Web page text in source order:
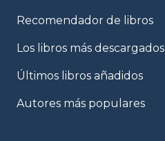
Recomendador de libros
Los libros más descargados
Últimos libros añadidos
Autores más populares